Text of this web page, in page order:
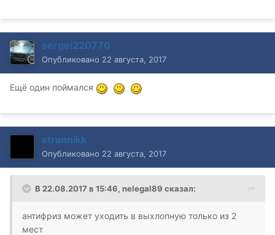
sergei220770
Опубликовано 22 августа, 2017
Ещё один поймался
strannikk
Опубликовано 22 августа, 2017
В 22.08.2017 в 15:46, nelegal89 сказал:
антифриз может уходить в выхлопную только из 2
мест